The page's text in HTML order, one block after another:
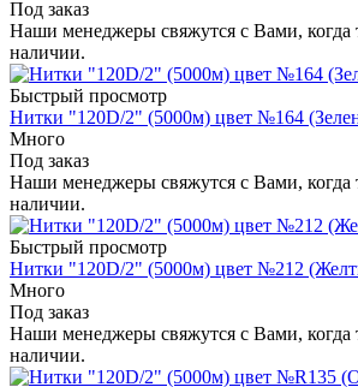
Под заказ
Наши менеджеры свяжутся с Вами, когда
наличии.
Быстрый просмотр
Нитки "120D/2" (5000м) цвет №164
Много
Под заказ
Наши менеджеры свяжутся с Вами, когда
наличии.
Быстрый просмотр
Нитки "120D/2" (5000м) цвет №212
Много
Под заказ
Наши менеджеры свяжутся с Вами, когда
наличии.